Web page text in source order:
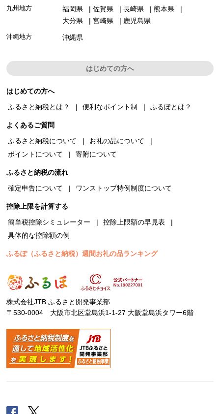
九州地方 福岡県 佐賀県 長崎県
熊本県
大分県
宮崎県 鹿児島県
沖縄地方 沖縄県
はじめての方へ
はじめての方へ
ふるさと納税とは？
便利なポイント制 ふるぽとは？
よくあるご質問
ふるさと納税について
お礼の品について
ポイントについて
寄附について
ふるさと納税の流れ
確定申告について
ワンストップ特例制度について
控除上限を計算する
簡単税控除シミュレーター
控除上限額の早見表
具体的な控除額の例
ふるぽ（ふるさと納税）週間お礼の品ランキング
株式会社JTB ふるさと開発事業部
〒530-0004 大阪市北区堂島浜1-1-27 大阪堂島浜タワー6階
Facebook